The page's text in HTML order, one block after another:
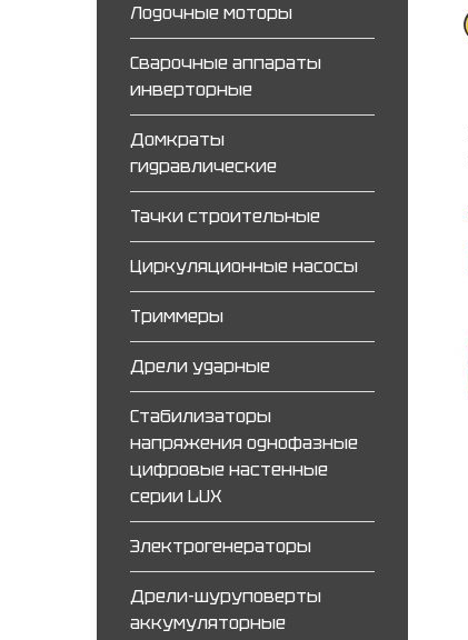
Лодочные моторы
Сварочные аппараты
инверторные
Домкраты
гидравлические
Тачки строительные
Циркуляционные насосы
Триммеры
Дрели ударные
Стабилизаторы
напряжения однофазные
цифровые настенные
серии LUX
Электрогенераторы
Дрели-шуруповерты
аккумуляторные